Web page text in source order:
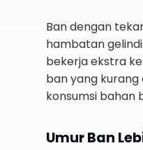
Ban dengan
hambatan
bekerja ekstra
ban yang kurang
konsumsi bahan
Umur Ban